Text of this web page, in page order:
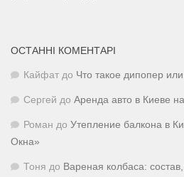
ОСТАННІ КОМЕНТАРІ
Кайфат до Что такое дипопер
Сергей до Аренда авто в Киеве
Роман до Утепление балкона в
Окна»
Тоня до Вареная колбаса: